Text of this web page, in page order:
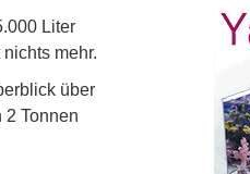
Liter
mehr.
über
Tonnen